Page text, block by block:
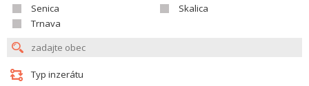
Senica
Skalica
Trnava
Typ inzerátu